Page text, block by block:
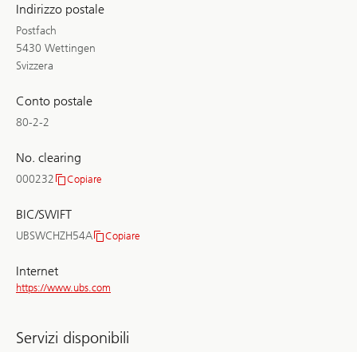
Indirizzo postale
Postfach
5430 Wettingen
Svizzera
Conto postale
80-2-2
No. clearing
000232
Copiare
BIC/SWIFT
UBSWCHZH54A
Copiare
Internet
https://www.ubs.com
Servizi disponibili